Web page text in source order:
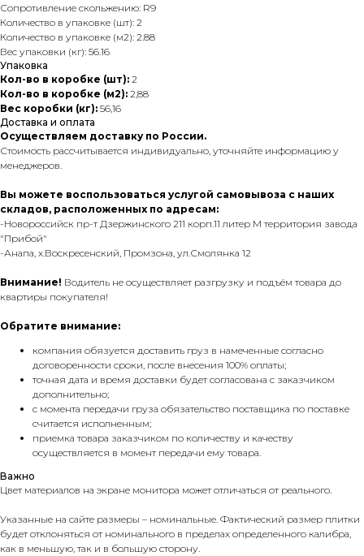
Сопротивление скольжению: R9
Количество в упаковке (шт): 2
Количество в упаковке (м2): 2.88
Вес упаковки (кг): 56.16
Упаковка
Кол-во в коробке (шт): 2
Кол-во в коробке (м2): 2,88
Вес коробки (кг): 56,16
Доставка и оплата
Осуществляем доставку по России.
Стоимость рассчитывается индивидуально, уточняйте информацию у
менеджеров.
Вы можете воспользоваться услугой самовывоза с наших
складов, расположенных по адресам:
-Новороссийск пр-т Дзержинского 211 корп.11 литер М территория завода
"Прибой"
-Анапа, х.Воскресенский, Промзона, ул.Смолянка 12
Внимание! Водитель не осуществляет разгрузку и подъём товара до
квартиры покупателя!
Обратите внимание:
компания обязуется доставить груз в намеченные согласно
договоренности сроки, после внесения 100% оплаты;
точная дата и время доставки будет согласована с заказчиком
дополнительно;
с момента передачи груза обязательство поставщика по поставке
считается исполненным;
приемка товара заказчиком по количеству и качеству
осуществляется в момент передачи ему товара.
Важно
Цвет материалов на экране монитора может отличаться от реального.
Указанные на сайте размеры – номинальные. Фактический размер плитки
будет отклоняться от номинального в пределах определенного калибра,
как в меньшую, так и в большую сторону.